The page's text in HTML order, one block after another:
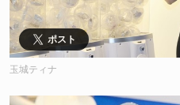
ポスト
玉城ティナ